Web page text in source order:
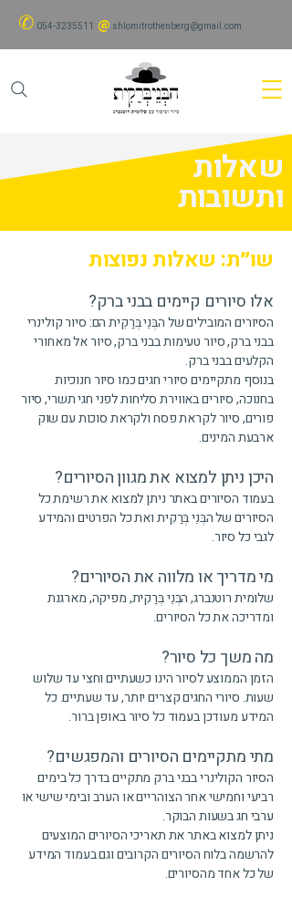
✆ 054-3235511 @ shlomitrothenberg@gmail.com
שאלות
ותשובות
שו״ת: שאלות נפוצות
אלו סיורים קיימים בבני ברק?
הסיורים המובילים של הבְּנֵי בְּרַקִית הם: סיור קולינרי
בבני ברק, סיור טעימות בבני ברק, סיור אל מאחורי
הקלעים בבני ברק.
בנוסף מתקיימים סיורי חגים כמו סיור חנוכיות
בחנוכה, סיורים באווירת סליחות לפני חגי תשרי, סיור
פורים, סיור לקראת פסח ולקראת סוכות עם שוק
ארבעת המינים.
היכן ניתן למצוא את מגוון הסיורים?
בעמוד הסיורים באתר ניתן למצוא את רשימת כל
הסיורים של הבְּנֵי בְּרַקִית ואת כל הפרטים והמידע
לגבי כל סיור.
מי מדריך או מלווה את הסיורים?
שלומית רוטנברג, הבְּנֵי בְּרַקִית, מפיקה, מארגנת
ומדריכה את כל הסיורים.
מה משך כל סיור?
הזמן הממוצע לסיור הינו כשעתיים וחצי עד שלוש
שעות. סיורי החגים קצרים יותר, עד שעתיים. כל
המידע מעודכן בעמוד כל סיור באופן ברור.
מתי מתקיימים הסיורים והמפגשים?
הסיור הקולינרי בבני ברק מתקיים בדרך כל בימים
רביעי וחמישי אחר הצוהריים או הערב ובימי שישי או
ערבי חג בשעות הבוקר.
ניתן למצוא באתר את תאריכי הסיורים המוצעים
להרשמה בלוח הסיורים הקרובים וגם בעמוד המידע
של כל אחד מהסיורים.